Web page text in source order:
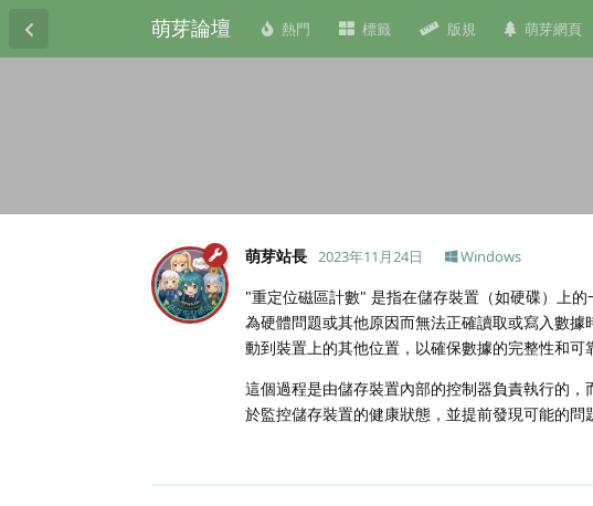
萌芽論壇 熱門 標籤 版規 萌芽網頁
萌芽站長 2023年11月24日 Windows
"重定位磁區計數" 是指在儲存裝置（如硬碟）上
為硬體問題或其他原因而無法正確讀取或寫入數
動到裝置上的其他位置，以確保數據的完整性和可
這個過程是由儲存裝置內部的控制器負責執行的
於監控儲存裝置的健康狀態，並提前發現可能的問